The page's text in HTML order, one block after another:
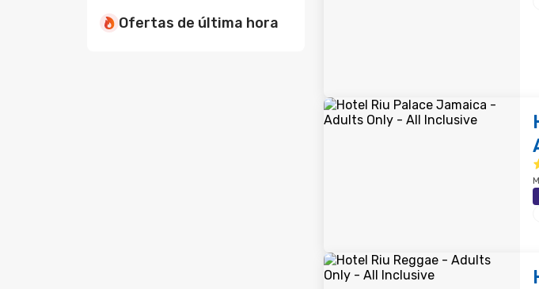
Ofertas de última hora